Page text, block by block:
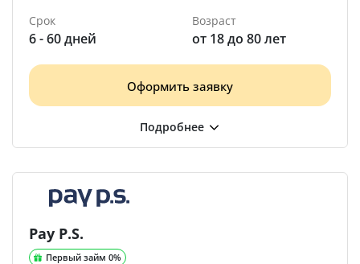
Срок
6 - 60 дней
Возраст
от 18 до 80 лет
Оформить заявку
Pay P.S.
Первый займ 0%